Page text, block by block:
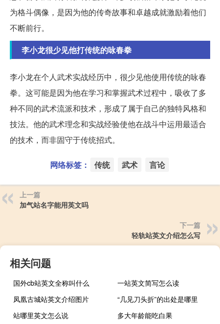
为格斗偶像，是因为他的传奇故事和卓越成就激励着他们
不断前行。
李小龙很少见他打传统的咏春拳
李小龙在个人武术实战经历中，很少见他使用传统的咏春
拳。这可能是因为他在学习和掌握武术过程中，吸收了多
种不同的武术流派和技术，形成了属于自己的独特风格和
技法。他的武术理念和实战经验使他在战斗中运用最适合
的技术，而非固守于传统招式。
网络标签： 传统 武术 言论
上一篇
加气站名字能用英文吗
下一篇
轻轨站英文介绍怎么写
相关问题
国外cb站英文全称叫什么
一站英文简写怎么读
凤凰古城站英文介绍图片
“几见刀头折”的出处是哪里
站哪里英文怎么说
多大年龄能吃白果